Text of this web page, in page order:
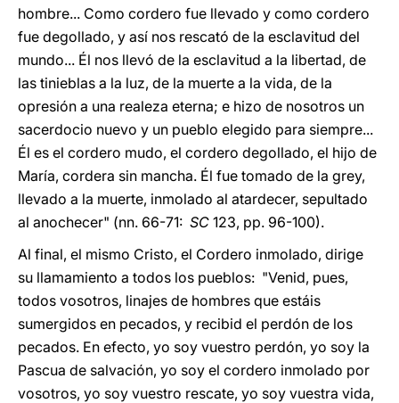
hombre... Como cordero fue llevado y como cordero
fue degollado, y así nos rescató de la esclavitud del
mundo... Él nos llevó de la esclavitud a la libertad, de
las tinieblas a la luz, de la muerte a la vida, de la
opresión a una realeza eterna; e hizo de nosotros un
sacerdocio nuevo y un pueblo elegido para siempre...
Él es el cordero mudo, el cordero degollado, el hijo de
María, cordera sin mancha. Él fue tomado de la grey,
llevado a la muerte, inmolado al atardecer, sepultado
al anochecer" (nn. 66-71: SC 123, pp. 96-100).
Al final, el mismo Cristo, el Cordero inmolado, dirige
su llamamiento a todos los pueblos: "Venid, pues,
todos vosotros, linajes de hombres que estáis
sumergidos en pecados, y recibid el perdón de los
pecados. En efecto, yo soy vuestro perdón, yo soy la
Pascua de salvación, yo soy el cordero inmolado por
vosotros, yo soy vuestro rescate, yo soy vuestra vida,